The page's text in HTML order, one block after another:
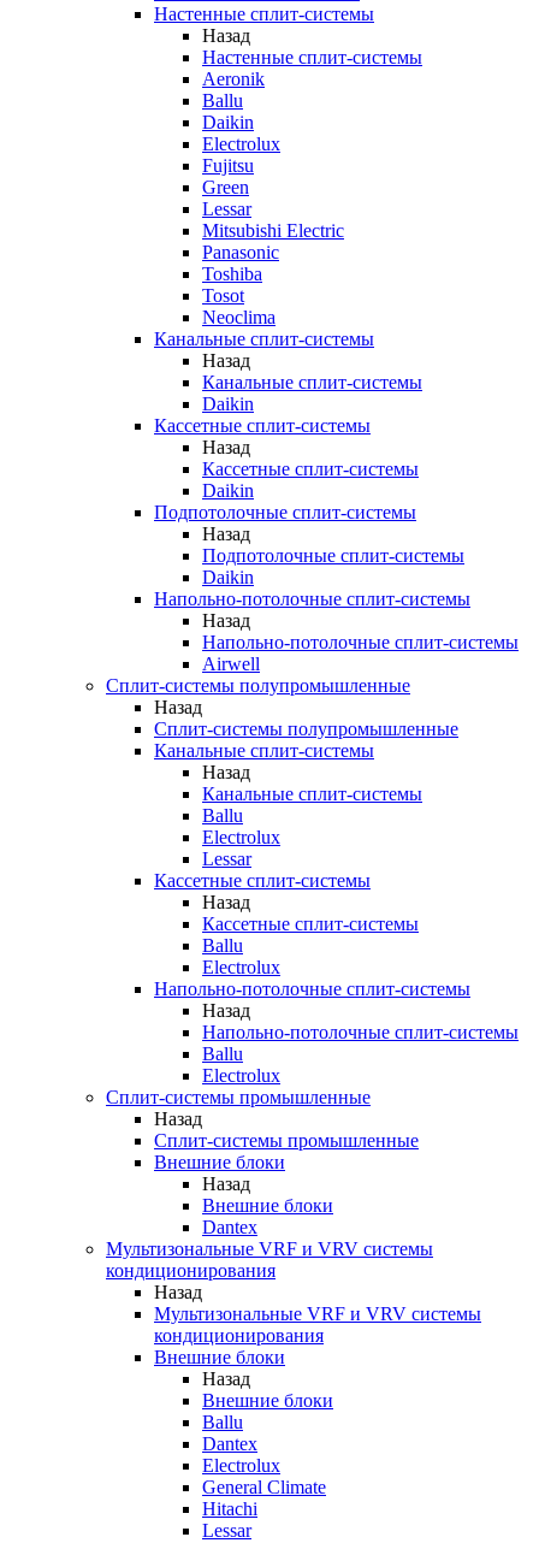
Настенные сплит-системы
Назад
Настенные сплит-системы
Aeronik
Ballu
Daikin
Electrolux
Fujitsu
Green
Lessar
Mitsubishi Electric
Panasonic
Toshiba
Tosot
Neoclima
Канальные сплит-системы
Назад
Канальные сплит-системы
Daikin
Кассетные сплит-системы
Назад
Кассетные сплит-системы
Daikin
Подпотолочные сплит-системы
Назад
Подпотолочные сплит-системы
Daikin
Напольно-потолочные сплит-системы
Назад
Напольно-потолочные сплит-системы
Airwell
Сплит-системы полупромышленные
Назад
Сплит-системы полупромышленные
Канальные сплит-системы
Назад
Канальные сплит-системы
Ballu
Electrolux
Lessar
Кассетные сплит-системы
Назад
Кассетные сплит-системы
Ballu
Electrolux
Напольно-потолочные сплит-системы
Назад
Напольно-потолочные сплит-системы
Ballu
Electrolux
Сплит-системы промышленные
Назад
Сплит-системы промышленные
Внешние блоки
Назад
Внешние блоки
Dantex
Мультизональные VRF и VRV системы
кондиционирования
Назад
Мультизональные VRF и VRV системы
кондиционирования
Внешние блоки
Назад
Внешние блоки
Ballu
Dantex
Electrolux
General Climate
Hitachi
Lessar